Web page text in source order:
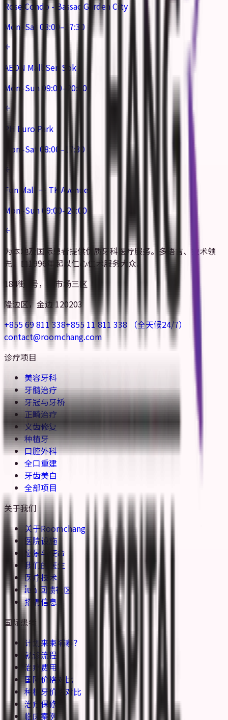
Rose Condo - Bassac Garden City
Mon–Sat 08:00–17:30
AEON Mall Sen Sok
Mon–Sun 09:00–20:00
PH Euro Park
Mon–Sat 08:00–17:30
Fun Mall — TK Avenue
Mon–Sun 09:00–20:00
为本地及国际患者提供优质牙科医疗服务。多语言、技术领
先，自1996年起以仁心仁术服务大众。
184街4号，新市场三区
隆边区，金边 120203
+855 69 811 338+855 11 811 338
（全天候24/7）
contact@roomchang.com
诊疗项目
美容牙科
牙髓治疗
牙冠与牙桥
正畸治疗
义齿修复
种植牙
口腔外科
全口重建
牙齿美白
全部项目
关于我们
关于Roomchang
医院设施
愿景与使命
我们的医生
医疗技术
រំចង់ 回馈社区
招聘信息
国际患者
计划来柬埔寨？
就诊流程
治疗费用
国际价格对比
种植牙价格对比
治疗保修
临床案例